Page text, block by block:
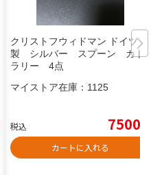
クリストフウィドマン ドイツ
製 シルバー スプーン カト
ラリー 4点
マイストア在庫： 1125
税込 7500
カートに入れる